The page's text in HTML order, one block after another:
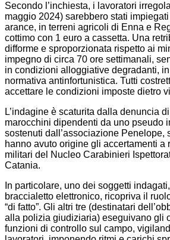
Secondo l’inchiesta, i lavoratori
maggio 2024) sarebbero stati
arance, in terreni agricoli di Enna e
cottimo con 1 euro a cassetta. Una
difforme e sproporzionata rispetto ai
impegno di circa 70 ore settimanali,
in condizioni alloggiative degradanti,
normativa antinfortunistica. Tutti
accettare le condizioni imposte dietro
L’indagine è scaturita dalla denuncia
marocchini dipendenti da uno pseudo
sostenuti dall’associazione Penelope,
hanno avuto origine gli accertamenti a
militari del Nucleo Carabinieri
Catania.
In particolare, uno dei soggetti
braccialetto elettronico, ricopriva il
“di fatto”. Gli altri tre (destinatari
alla polizia giudiziaria) eseguivano gli
funzioni di controllo sul campo,